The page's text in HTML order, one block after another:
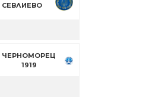
СЕВЛИЕВО
ЧЕРНОМОРЕЦ
1919